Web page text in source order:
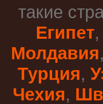
такие
Египет,
Молдавия,
Турция,
Чехия,